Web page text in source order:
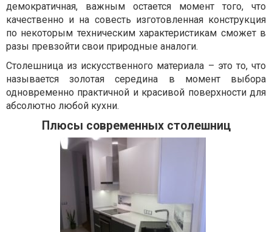
демократичная, важным остается момент того, что
качественно и на совесть изготовленная конструкция
по некоторым техническим характеристикам сможет в
разы превзойти свои природные аналоги.
Столешница из искусственного материала – это то, что
называется золотая середина в момент выбора
одновременно практичной и красивой поверхности для
абсолютно любой кухни.
Плюсы современных столешниц